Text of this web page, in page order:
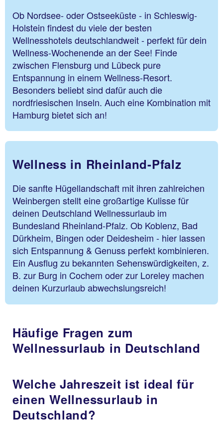
Ob Nordsee- oder Ostseeküste - in Schleswig-
Holstein findest du viele der besten
Wellnesshotels deutschlandweit - perfekt für dein
Wellness-Wochenende an der See! Finde
zwischen Flensburg und Lübeck pure
Entspannung in einem Wellness-Resort.
Besonders beliebt sind dafür auch die
nordfriesischen Inseln. Auch eine Kombination mit
Hamburg bietet sich an!
Wellness in Rheinland-Pfalz
Die sanfte Hügellandschaft mit ihren zahlreichen
Weinbergen stellt eine großartige Kulisse für
deinen Deutschland Wellnessurlaub im
Bundesland Rheinland-Pfalz. Ob Koblenz, Bad
Dürkheim, Bingen oder Deidesheim - hier lassen
sich Entspannung & Genuss perfekt kombinieren.
Ein Ausflug zu bekannten Sehenswürdigkeiten, z.
B. zur Burg in Cochem oder zur Loreley machen
deinen Kurzurlaub abwechslungsreich!
Häufige Fragen zum
Wellnessurlaub in Deutschland
Welche Jahreszeit ist ideal für
einen Wellnessurlaub in
Deutschland?